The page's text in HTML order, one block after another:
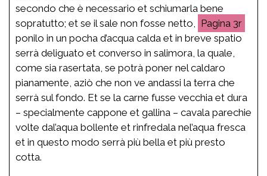
secondo che è necessario et schiumarla bene
sopratutto; et se il sale non fosse netto,
3r
ponilo in un pocha d’acqua calda et in breve spatio
serrà deliguato et converso in salimora, la quale,
come sia rasertata, se potrà poner nel caldaro
pianamente, aziò che non ve andassi la terra che
serrà sul fondo. Et se la carne fusse vecchia et dura
– specialmente cappone et gallina – cavala parechie
volte dal’aqua bollente et rinfredala nel’aqua fresca
et in questo modo serrà più bella et più presto
cotta.